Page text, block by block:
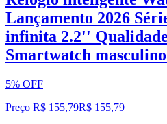
Lançamento 2026
infinita 2.2''
Smartwatch
5% OFF
Preço R$ 155,79R$ 155,79